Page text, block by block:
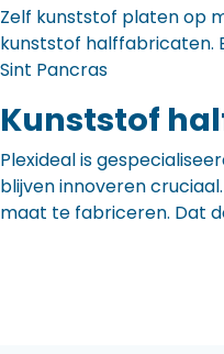
Zelf kunststof platen op
kunststof halffabricaten.
Sint Pancras
Kunststof
Plexideal is
blijven innoveren
maat te fabriceren. Dat